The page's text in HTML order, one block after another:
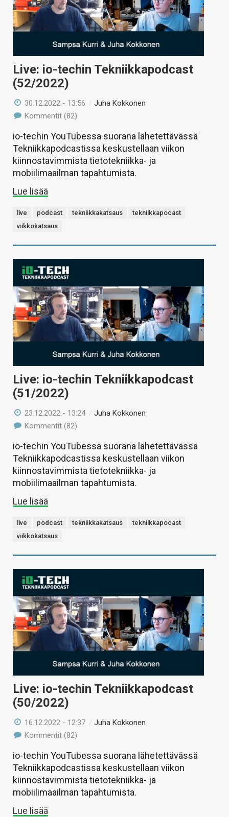
Live: io-techin Tekniikkapodcast
(52/2022)
30.12.2022 - 13:56 /Juha Kokkonen
Kommentit (82)
io-techin YouTubessa suorana lähetettävässä
Tekniikkapodcastissa keskustellaan viikon
kiinnostavimmista tietotekniikka- ja
mobiilimaailman tapahtumista.
Lue lisää
live podcast tekniikkakatsaus
tekniikkapocast
viikkokatsaus
Live: io-techin Tekniikkapodcast
(51/2022)
23.12.2022 - 13:24 /Juha Kokkonen
Kommentit (82)
io-techin YouTubessa suorana lähetettävässä
Tekniikkapodcastissa keskustellaan viikon
kiinnostavimmista tietotekniikka- ja
mobiilimaailman tapahtumista.
Lue lisää
live podcast tekniikkakatsaus
tekniikkapocast
viikkokatsaus
Live: io-techin Tekniikkapodcast
(50/2022)
16.12.2022 - 12:37 /Juha Kokkonen
Kommentit (82)
io-techin YouTubessa suorana lähetettävässä
Tekniikkapodcastissa keskustellaan viikon
kiinnostavimmista tietotekniikka- ja
mobiilimaailman tapahtumista.
Lue lisää